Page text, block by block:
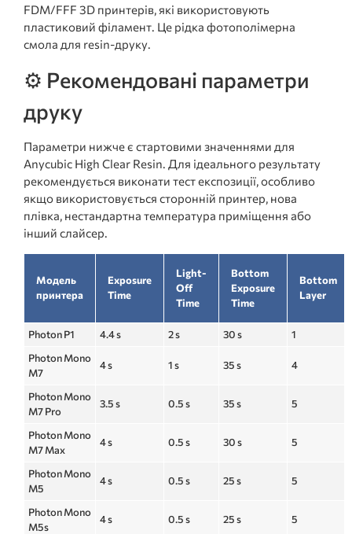
FDM/FFF 3D принтерів, які використовують
пластиковий філамент. Це рідка фотополімерна
смола для resin-друку.
⚙️ Рекомендовані параметри
друку
Параметри нижче є стартовими значеннями для
Anycubic High Clear Resin. Для ідеального результату
рекомендується виконати тест експозиції, особливо
якщо використовується сторонній принтер, нова
плівка, нестандартна температура приміщення або
інший слайсер.
Модель
принтера
Exposure
Time
Light-
Off
Time
Bottom
Exposure
Time
Bottom
Layer
Photon P1 4.4 s 2 s 30 s
1
Photon Mono
M7
4 s 1 s 35 s 4
Photon Mono
M7 Pro
3.5 s 0.5 s 35 s 5
Photon Mono
M7 Max
4 s 0.5 s 30 s 5
Photon Mono
M5
4 s 0.5 s 25 s 5
Photon Mono
M5s
4 s 0.5 s 25 s 5